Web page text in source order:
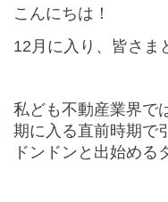
こんにちは！
12月に入り、皆さま
私ども不動産業界で
期に入る直前時期で
ドンドンと出始める